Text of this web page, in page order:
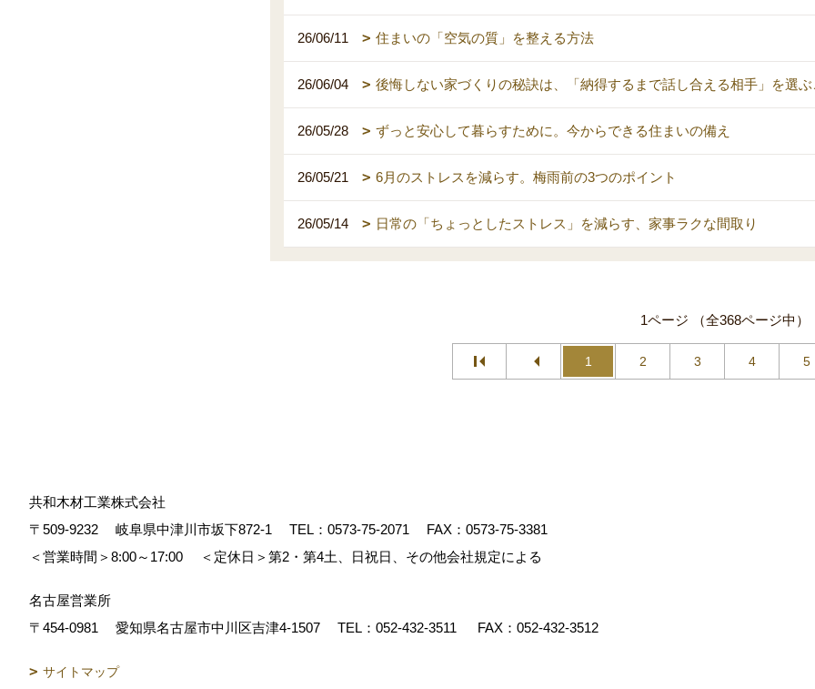
26/06/11 住まいの「空気の質」を整える方法
26/06/04 後悔しない家づくりの秘訣は、「納得するまで話し合える相手」を選
26/05/28 ずっと安心して暮らすために。今からできる住まいの備え
26/05/21 6月のストレスを減らす。梅雨前の3つのポイント
26/05/14 日常の「ちょっとしたストレス」を減らす、家事ラクな間取り
1ページ （全368ページ中）
1 2 3 4 5
共和木材工業株式会社
〒509-9232
岐阜県中津川市坂下872‐1 TEL： 0573-75-2071
FAX：0573-75-3381
＜営業時間＞8:00～17:00
＜定休日＞第2・第4土、日祝日、その他会社規定による
名古屋営業所
〒454-0981
愛知県名古屋市中川区吉津4-1507 TEL： 052-432-3511 FAX：052-432-3512
サイトマップ